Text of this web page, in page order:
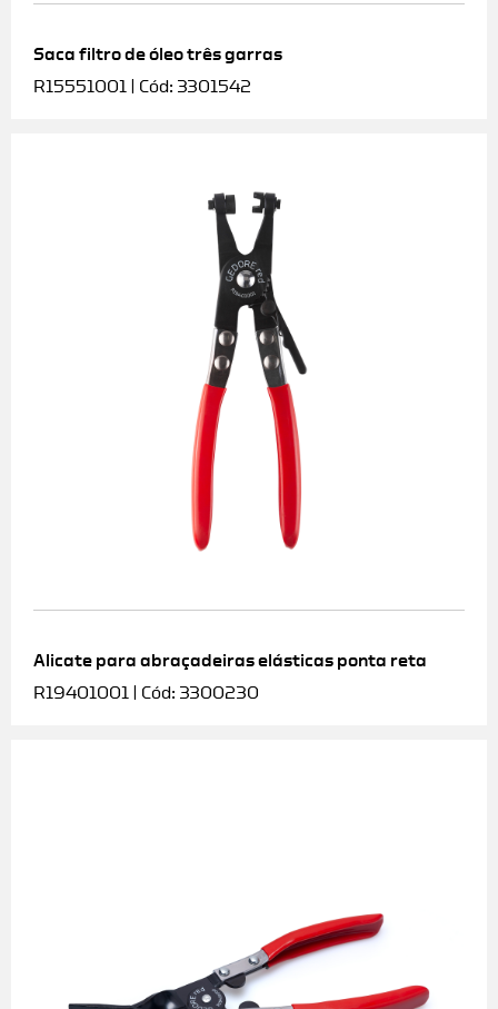
Saca filtro de óleo três garras
R15551001 | Cód: 3301542
Alicate para abraçadeiras elásticas ponta reta
R19401001 | Cód: 3300230